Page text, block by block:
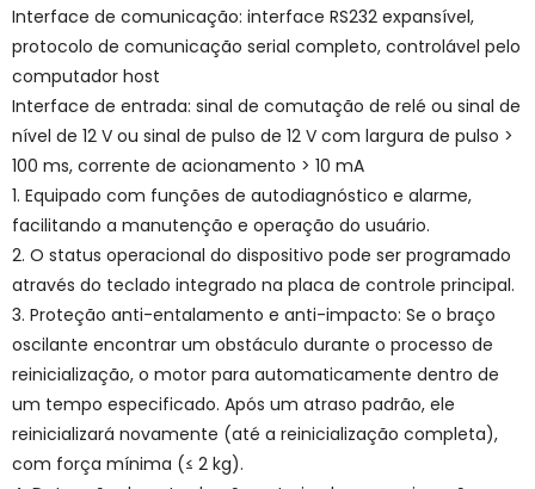
Interface de comunicação: interface RS232 expansível,
protocolo de comunicação serial completo, controlável pelo
computador host
Interface de entrada: sinal de comutação de relé ou sinal de
nível de 12 V ou sinal de pulso de 12 V com largura de pulso >
100 ms, corrente de acionamento > 10 mA
1. Equipado com funções de autodiagnóstico e alarme,
facilitando a manutenção e operação do usuário.
2. O status operacional do dispositivo pode ser programado
através do teclado integrado na placa de controle principal.
3. Proteção anti-entalamento e anti-impacto: Se o braço
oscilante encontrar um obstáculo durante o processo de
reinicialização, o motor para automaticamente dentro de
um tempo especificado. Após um atraso padrão, ele
reinicializará novamente (até a reinicialização completa),
com força mínima (≤ 2 kg).